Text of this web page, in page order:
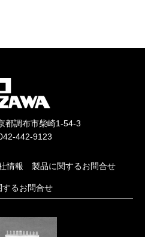
都調布市柴崎1-54-3
442-9123
情報 製品に関するお問合せ
するお問合せ